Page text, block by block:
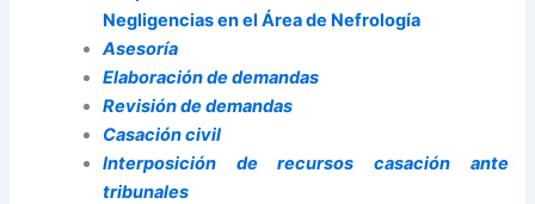
Negligencias en el Área de Nefrología
Asesoría
Elaboración de demandas
Revisión de demandas
Casación civil
Interposición de recursos casación ante
tribunales